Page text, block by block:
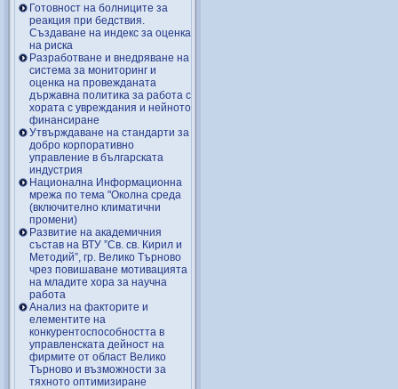
Готовност на болниците за
реакция при бедствия.
Създаване на индекс за оценка
на риска
Разработване и внедряване на
система за мониторинг и
оценка на провежданата
държавна политика за работа с
хората с увреждания и нейното
финансиране
Утвърждаване на стандарти за
добро корпоративно
управление в българската
индустрия
Национална Информационна
мрежа по тема "Околна среда
(включително климатични
промени)
Развитие на академичния
състав на ВТУ ”Св. св. Кирил и
Методий”, гр. Велико Търново
чрез повишаване мотивацията
на младите хора за научна
работа
Анализ на факторите и
елементите на
конкурентоспособността в
управленската дейност на
фирмите от област Велико
Търново и възможности за
тяхното оптимизиране